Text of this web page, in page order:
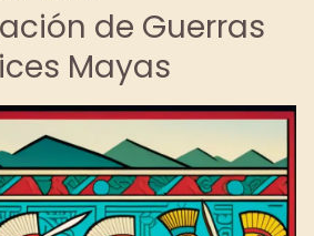
de Guerras
Mayas